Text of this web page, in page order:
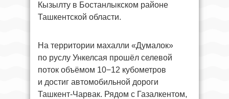
Кызылту в Бостанлыкском районе
Ташкентской области.
На территории махалли «Думалок»
по руслу Ункелсая прошёл селевой
поток объёмом 10−12 кубометров
и достиг автомобильной дороги
Ташкент-Чарвак. Рядом с Газалкентом,